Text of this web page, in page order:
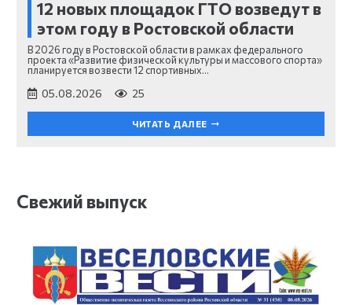
12 новых площадок ГТО возведут в
этом году в Ростовской области
В 2026 году в Ростовской области в рамках федерального
проекта «Развитие физической культуры и массового спорта»
планируется возвести 12 спортивных…
05.08.2026 25
ЧИТАТЬ ДАЛЕЕ
Свежий выпуск